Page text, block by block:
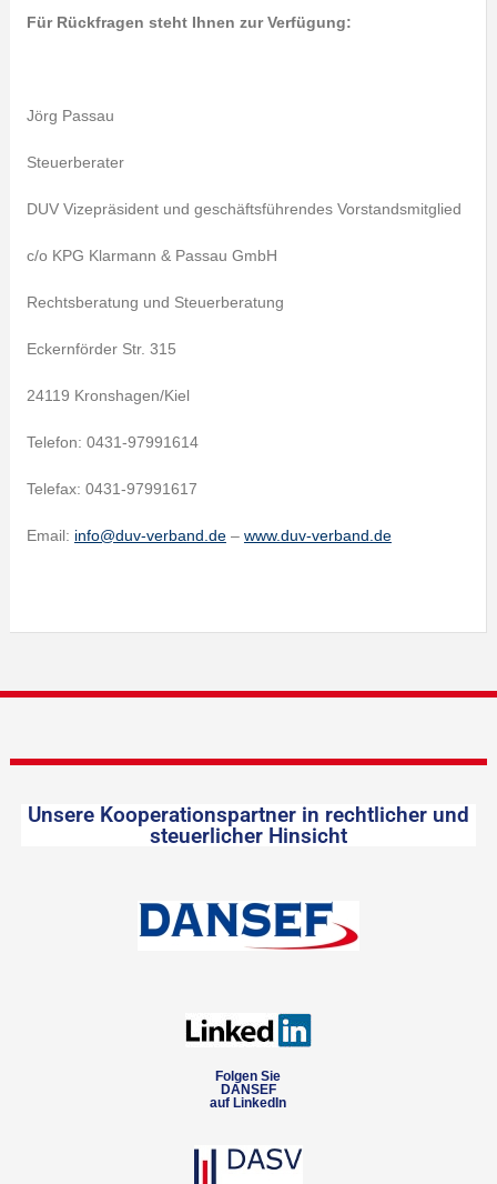
Für Rückfragen steht Ihnen zur Verfügung:
Jörg Passau
Steuerberater
DUV Vizepräsident und geschäftsführendes Vorstandsmitglied
c/o KPG Klarmann & Passau GmbH
Rechtsberatung und Steuerberatung
Eckernförder Str. 315
24119 Kronshagen/Kiel
Telefon: 0431-97991614
Telefax: 0431-97991617
Email: info@duv-verband.de– www.duv-verband.de
Unsere Kooperationspartner in rechtlicher und
steuerlicher Hinsicht
Folgen Sie
DANSEF
auf LinkedIn